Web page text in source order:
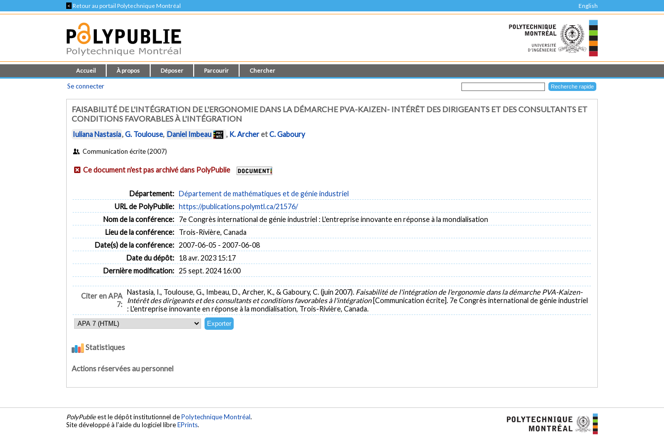
< Retour au portail Polytechnique Montréal English
Accueil À propos Déposer Parcourir Chercher
Se connecter
FAISABILITÉ DE L'INTÉGRATION DE L'ERGONOMIE DANS LA DÉMARCHE PVA-KAIZEN- INTÉRÊT DES DIRIGEANTS ET DES CONSULTANTS ET
CONDITIONS FAVORABLES À L'INTÉGRATION
Iuliana Nastasia,G. Toulouse, Daniel Imbeau , K. ArcheretC. Gaboury
Communication écrite (2007)
Ce document n'est pas archivé dans PolyPublie
Département: Département de mathématiques et de génie industriel
URL de PolyPublie: https://publications.polymtl.ca/21576/
Nom de la conférence: 7e Congrès international de génie industriel : L'entreprise innovante en réponse à la mondialisation
Lieu de la conférence: Trois-Rivière, Canada
Date(s) de la conférence: 2007-06-05 - 2007-06-08
Date du dépôt: 18 avr. 2023 15:17
Dernière modification: 25 sept. 2024 16:00
Citer en APA
7:
Nastasia, I., Toulouse, G., Imbeau, D., Archer, K., & Gaboury, C. (juin 2007). Faisabilité de l'intégration de l'ergonomie dans la démarche PVA-Kaizen-
Intérêt des dirigeants et des consultants et conditions favorables à l'intégration [Communication écrite]. 7e Congrès international de génie industriel
: L'entreprise innovante en réponse à la mondialisation, Trois-Rivière, Canada.
Statistiques
Actions réservées au personnel
PolyPublieest le dépôt institutionnel dePolytechnique Montréal.
Site développé à l'aide du logiciel libreEPrints.